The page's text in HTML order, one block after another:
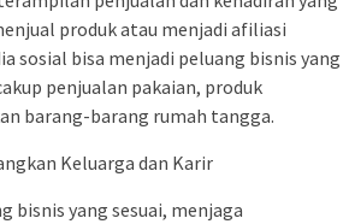
produk atau menjadi afiliasi
sosial bisa menjadi peluang bisnis yang
penjualan pakaian, produk
barang-barang rumah tangga.
Keluarga dan Karir
bisnis yang sesuai, menjaga